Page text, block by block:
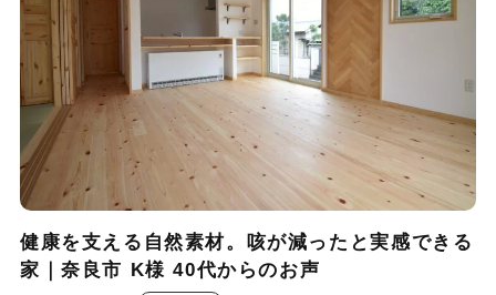
健康を支える自然素材。咳が減ったと実感できる
家｜奈良市 K様 40代からのお声